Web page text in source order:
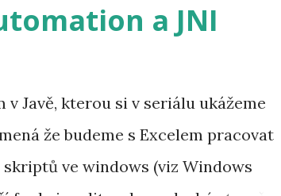
rolí, apod. Pro zvýšení výkonu
vytváření instance třídy
save(...) . /** * Adds log entry
form - pk_sequence has to be
* @param aRemoteAddress
void
a JNI
Javě, kterou si v seriálu ukážeme
že budeme s Excelem pracovat
ve windows (viz Windows